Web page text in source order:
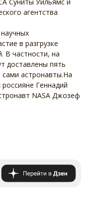
агентства
в разгрузке
В частности, на
доставлены пять
сами астронавты.На
Геннадий
NASA Джозеф